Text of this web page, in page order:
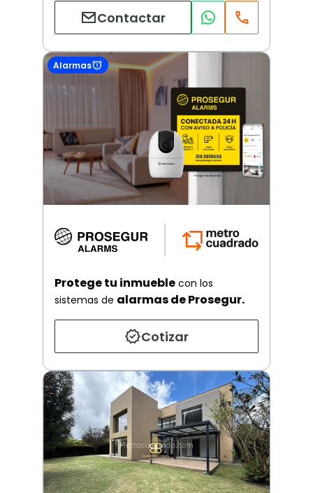
Contactar
Alarmas
Protege tu inmueble con los
sistemas de alarmas de Prosegur.
Cotizar